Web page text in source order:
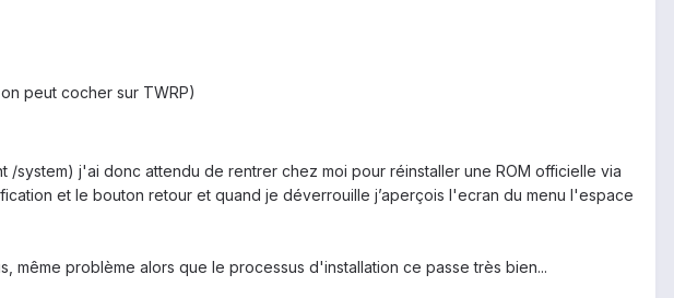
peut cocher sur TWRP)
system) j'ai donc attendu de rentrer chez moi pour réinstaller une ROM officielle via
et le bouton retour et quand je déverrouille j’aperçois l'ecran du menu l'espace
même problème alors que le processus d'installation ce passe très bien...